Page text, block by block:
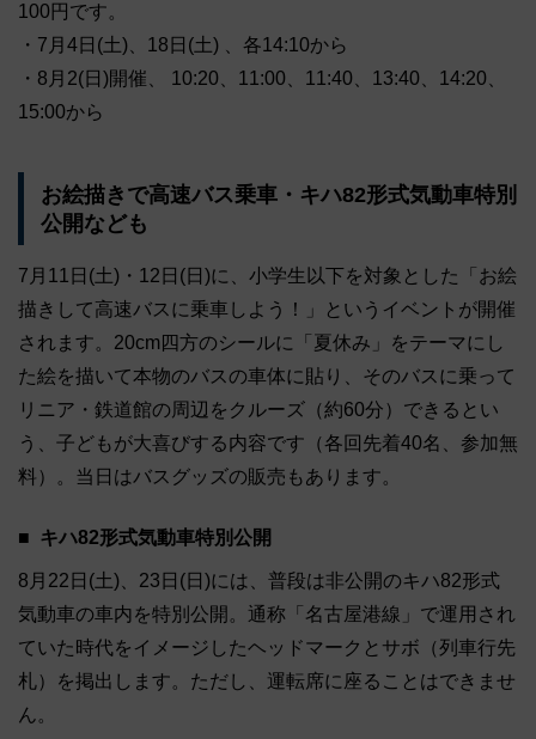
100円です。
・7月4日(土)、18日(土) 、各14:10から
・8月2(日)開催、 10:20、11:00、11:40、13:40、14:20、
15:00から
お絵描きで高速バス乗車・キハ82形式気動車特別
公開なども
7月11日(土)・12日(日)に、小学生以下を対象とした「お絵
描きして高速バスに乗車しよう！」というイベントが開催
されます。20cm四方のシールに「夏休み」をテーマにし
た絵を描いて本物のバスの車体に貼り、そのバスに乗って
リニア・鉄道館の周辺をクルーズ（約60分）できるとい
う、子どもが大喜びする内容です（各回先着40名、参加無
料）。当日はバスグッズの販売もあります。
キハ82形式気動車特別公開
8月22日(土)、23日(日)には、普段は非公開のキハ82形式
気動車の車内を特別公開。通称「名古屋港線」で運用され
ていた時代をイメージしたヘッドマークとサボ（列車行先
札）を掲出します。ただし、運転席に座ることはできませ
ん。